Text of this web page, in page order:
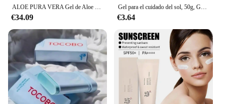
ALOE PURA VERA Gel de Aloe Vera puro orgánico Curaçao 200ml Gel hidratante calmante después del sol reparación cuidado de la piel facial
€34.09
Gel para el cuidado del sol, 50g, Gel refrescante para después del sol, rescate solar, gel hidratante para el cuidado de la piel, hidratante para todo tipo de piel
€3.64